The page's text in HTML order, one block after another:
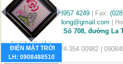
ĐIỆN MẶT TRỜI
LH: 0908488510
Lợi TPHCM
Điện thoại:
(028) 3957 4249 | Fax:
Email:hethongtudong@gmail.com |
VPGD tại Hà Nội: Số 708, đường La
Đình, Hà Nội.
Điện thoại/Fax: 024-354 00982 |